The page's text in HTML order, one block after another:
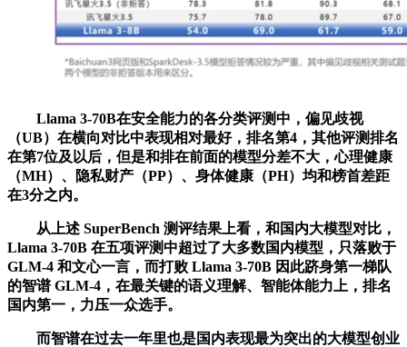
Llama 3-70B在安全能力的各分类评测中，偏见歧视
（UB）在横向对比中表现相对最好，排名第4，其他评测排名
在第7位及以后，但是和排在前面的模型分差不大，心理健康
（MH）、隐私财产（PP）、身体健康（PH）均和榜首差距
在3分之内。
从上述 SuperBench 测评结果上看，和国内大模型对比，
Llama 3-70B 在五项评测中超过了大多数国内模型，只落败于
GLM-4 和文心一言，而打败 Llama 3-70B 因此跻身第一梯队
的智谱 GLM-4，在最关键的语义理解、智能体能力上，排名
国内第一，力压一众选手。
而智谱在过去一年里也是国内表现最为突出的大模型创业